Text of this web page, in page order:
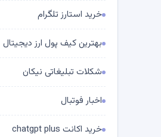
خرید استارز تلگرام
بهترین کیف پول ارز دیجیتال
شکلات تبلیغاتی نیکان
اخبار فوتبال
خرید اکانت chatgpt plus